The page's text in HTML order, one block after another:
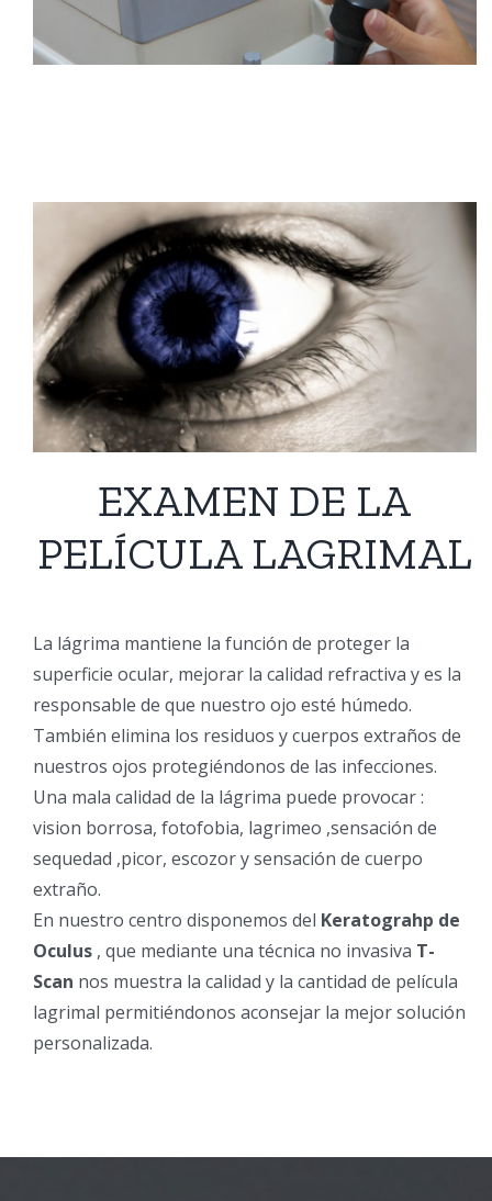
EXAMEN DE LA
PELÍCULA LAGRIMAL
La lágrima mantiene la función de proteger la
superficie ocular, mejorar la calidad refractiva y es la
responsable de que nuestro ojo esté húmedo.
También elimina los residuos y cuerpos extraños de
nuestros ojos protegiéndonos de las infecciones.
Una mala calidad de la lágrima puede provocar :
vision borrosa, fotofobia, lagrimeo ,sensación de
sequedad ,picor, escozor y sensación de cuerpo
extraño.
En nuestro centro disponemos del Keratograhp de
Oculus , que mediante una técnica no invasiva T-
Scan nos muestra la calidad y la cantidad de película
lagrimal permitiéndonos aconsejar la mejor solución
personalizada.